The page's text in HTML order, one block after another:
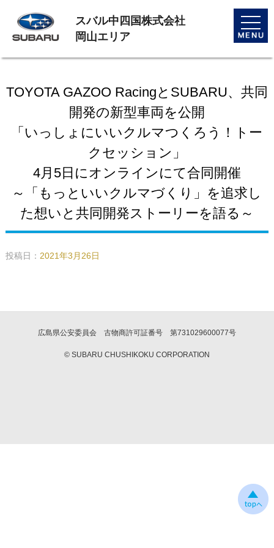
toggle
スバル中四国株式会社
岡山エリア
TOYOTA GAZOO RacingとSUBARU、共同
開発の新型車両を公開
「いっしょにいいクルマつくろう！トー
クセッション」
4月5日にオンラインにて合同開催
～「もっといいクルマづくり」を追求し
た想いと共同開発ストーリーを語る～
投稿日： 2021年3月26日
広島県公安委員会 古物商許可証番号 第731029600077号
© SUBARU CHUSHIKOKU CORPORATION